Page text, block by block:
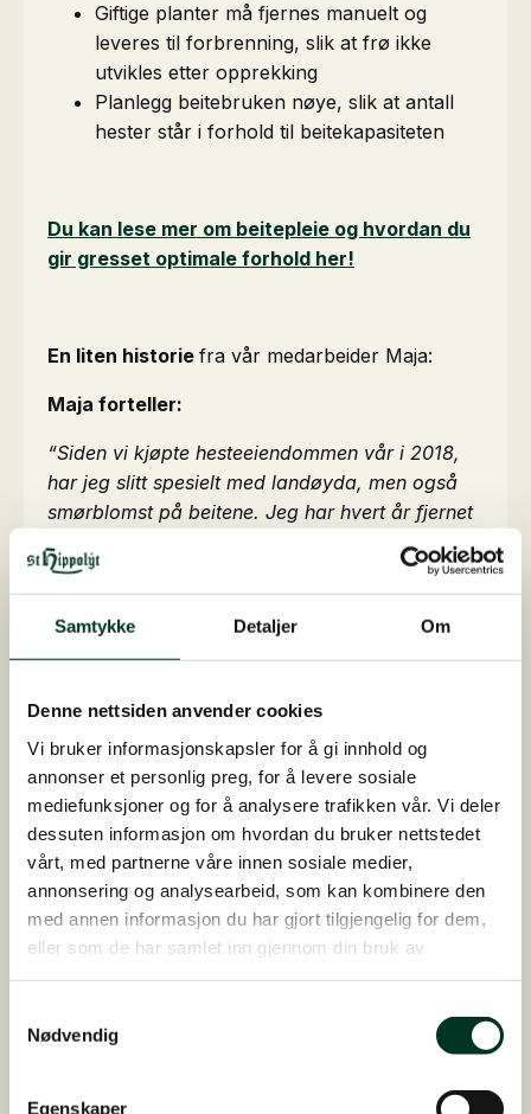
Samtykke Detaljer Om
Denne nettsiden anvender cookies
Vi bruker informasjonskapsler for å gi innhold og
annonser et personlig preg, for å levere sosiale
mediefunksjoner og for å analysere trafikken vår. Vi deler
dessuten informasjon om hvordan du bruker nettstedet
vårt, med partnerne våre innen sosiale medier,
annonsering og analysearbeid, som kan kombinere den
med annen informasjon du har gjort tilgjengelig for dem,
eller som de har samlet inn gjennom din bruk av
Nødvendig
Egenskaper
Giftige planter må fjernes manuelt og
leveres til forbrenning, slik at frø ikke
utvikles etter opprekking
Planlegg beitebruken nøye, slik at antall
hester står i forhold til beitekapasiteten
Du kan lese mer om beitepleie og hvordan du
gir gresset optimale forhold her!
En liten historie fra vår medarbeider Maja:
Maja forteller:
“Siden vi kjøpte hesteeiendommen vår i 2018,
har jeg slitt spesielt med landøyda, men også
smørblomst på beitene. Jeg har hvert år fjernet
dem for hånd og forsøkt å tilføre gjødsel og
kalk, men jeg syntes IKKE at det ble færre med
årene!
i måneden for å unngå gresspirer), og dermed
urørte innerbeiter (der gresset nå har bedre
vilkår og aldri blir nedbeitet), har mengden
landøyda blitt kraftig redusert – og vi har ikke
lenger smørblomst.
Vi har til og med sandjord og mangler derfor
alltid kalk i jorden.”
Hvis hesten har spist